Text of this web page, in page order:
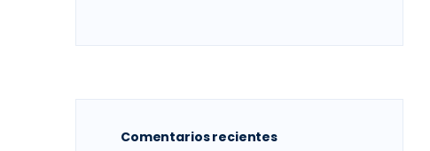
Comentarios recientes